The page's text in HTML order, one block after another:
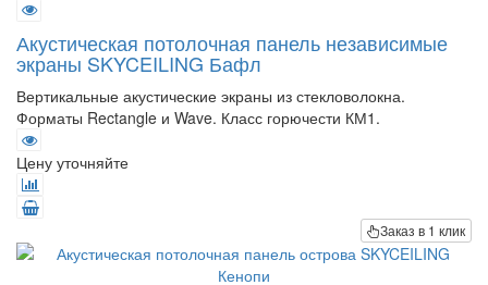
Акустическая потолочная панель независимые
экраны SKYCEILING Бафл
Вертикальные акустические экраны из стекловолокна.
Форматы Rectangle и Wave. Класс горючести КМ1.
Цену уточняйте
Заказ в 1 клик